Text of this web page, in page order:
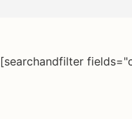
[searchandfilter